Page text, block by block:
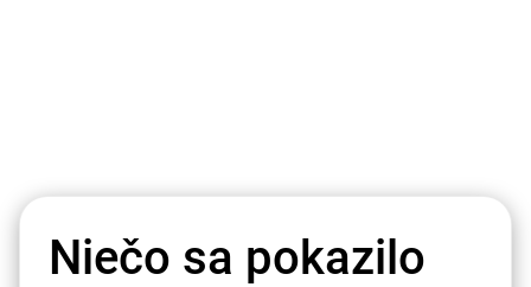
Niečo sa pokazilo